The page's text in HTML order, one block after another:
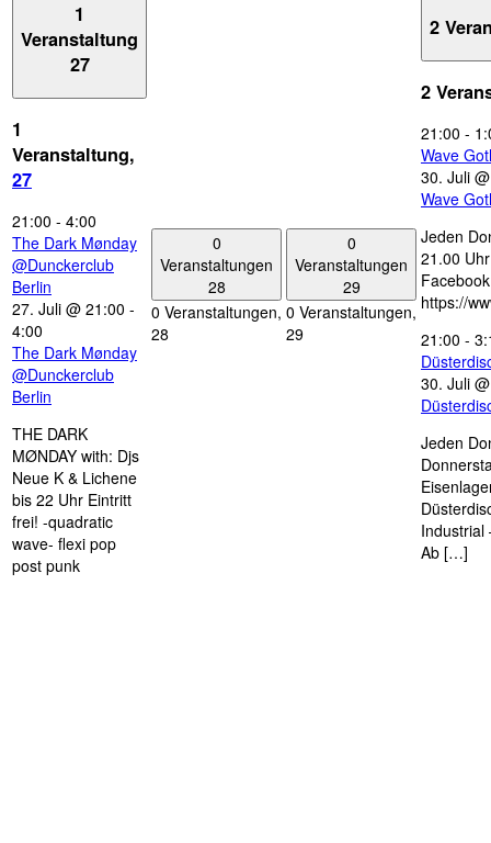
1
Veranstaltung
27
1
Veranstaltung,
27
21:00 - 4:00
The Dark Mønday
@Dunckerclub
Berlin
27. Juli @ 21:00 -
4:00
The Dark Mønday
@Dunckerclub
Berlin
THE DARK
MØNDAY with: Djs
Neue K & Lichene
bis 22 Uhr Eintritt
frei! -quadratic
wave- flexi pop
post punk
0
Veranstaltungen
28
0 Veranstaltungen,
28
0
Veranstaltungen
29
0 Veranstaltungen,
29
2
2
21:00 -
Wave
30. Juli
Wave
Jeden
21.00
https://
21:00 -
30. Juli
Jeden
Industrial
Ab […]